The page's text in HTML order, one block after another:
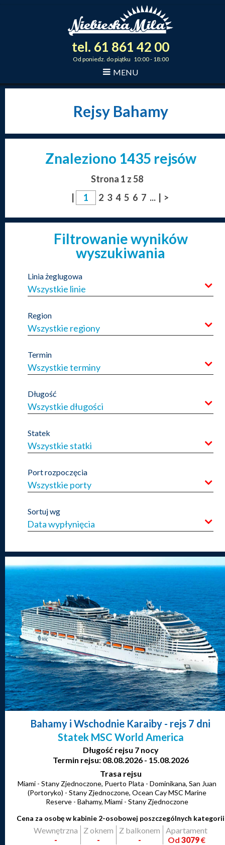
tel. 61 861 42 00
Od poniedz. do piątku 10:00 - 18:00
MENU
Rejsy Bahamy
Znaleziono 1435 rejsów
Strona 1 z 58
2 3 4 5 6 7 ... >
Filtrowanie wyników
wyszukiwania
Linia żeglugowa
Wszystkie linie
Region
Wszystkie regiony
Termin
Wszystkie terminy
Długość
Wszystkie długości
Statek
Wszystkie statki
Port rozpoczęcia
Wszystkie porty
Sortuj wg
Bahamy i Wschodnie Karaiby - rejs 7 dni
Statek MSC World America
Długość rejsu 7 nocy
Termin rejsu: 08.08.2026 - 15.08.2026
Trasa rejsu
Miami - Stany Zjednoczone, Puerto Plata - Dominikana, San Juan
(Portoryko) - Stany Zjednoczone, Ocean Cay MSC Marine
Reserve - Bahamy, Miami - Stany Zjednoczone
Cena za osobę w kabinie 2-osobowej poszczególnych kategorii
Wewnętrzna
-
Z oknem
-
Z balkonem
-
Apartament
Od 3079€